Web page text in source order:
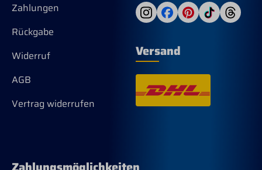
Zahlungen
Rückgabe
Widerruf
AGB
Vertrag widerrufen
Versand